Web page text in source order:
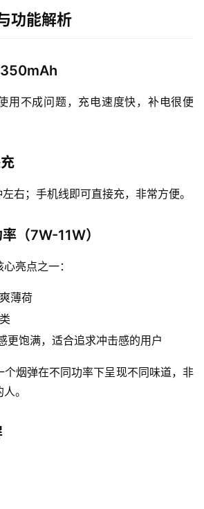
功能解析
350mAh
用不成问题，充电速度快，补电很便
右；手机线即可直接充，非常方便。
（7W-11W）
亮点之一：
薄荷
更饱满，适合追求冲击感的用户
个烟弹在不同功率下呈现不同味道，非
。